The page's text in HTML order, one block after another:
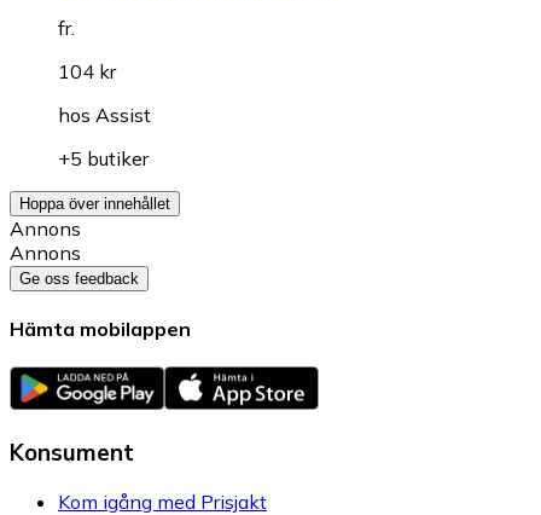
fr.
104 kr
hos Assist
+5 butiker
Hoppa över innehållet
Annons
Annons
Ge oss feedback
Hämta mobilappen
Konsument
Kom igång med Prisjakt